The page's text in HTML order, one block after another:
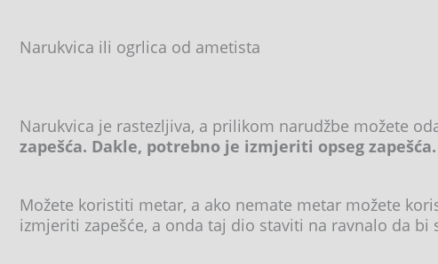
Narukvica ili ogrlica od ametista
Narukvica je rastezljiva, a prilikom narudžbe možete
zapešća. Dakle, potrebno je izmjeriti opseg zapešća.
Možete koristiti metar, a ako nemate metar možete
izmjeriti zapešće, a onda taj dio staviti na ravnalo da bi